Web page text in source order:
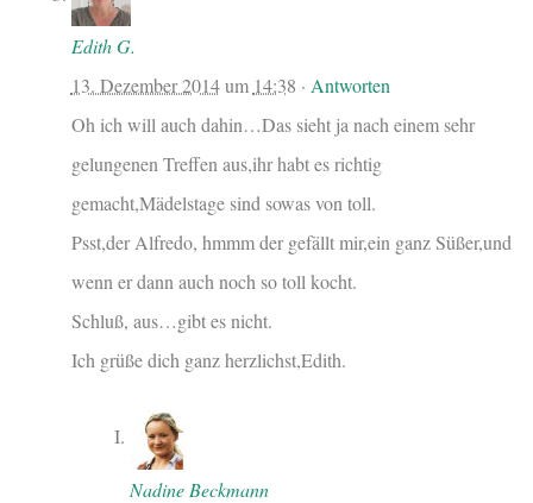
Edith G.
13. Dezember 2014um 14:38 · Antworten
Oh ich will auch dahin…Das sieht ja nach einem sehr
gelungenen Treffen aus,ihr habt es richtig
gemacht,Mädelstage sind sowas von toll.
Psst,der Alfredo, hmmm der gefällt mir,ein ganz Süßer,und
wenn er dann auch noch so toll kocht.
Schluß, aus…gibt es nicht.
Ich grüße dich ganz herzlichst,Edith.
Nadine Beckmann